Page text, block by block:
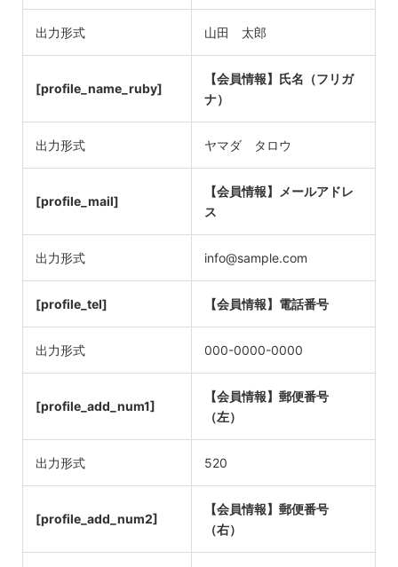
出力形式 山田 太郎
[profile_name_ruby]
【会員情報】氏名（フリガ
ナ）
出力形式 ヤマダ タロウ
[profile_mail]
【会員情報】メールアドレ
ス
出力形式 info@sample.com
[profile_tel] 【会員情報】電話番号
出力形式 000-0000-0000
[profile_add_num1]
【会員情報】郵便番号
（左）
出力形式 520
[profile_add_num2]
【会員情報】郵便番号
（右）